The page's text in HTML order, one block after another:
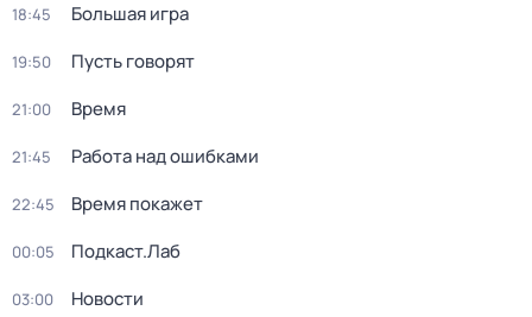
18:45 Большая игра
19:50 Пусть говорят
21:00 Время
21:45 Работа над ошибками
22:45 Время покажет
00:05 Подкаст.Лаб
03:00 Новости